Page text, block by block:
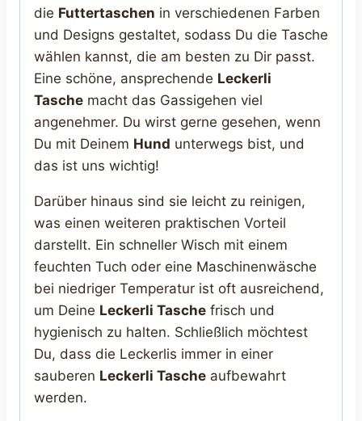
die Futtertaschen in verschiedenen Farben
und Designs gestaltet, sodass Du die Tasche
wählen kannst, die am besten zu Dir passt.
Eine schöne, ansprechende Leckerli
Tasche macht das Gassigehen viel
angenehmer. Du wirst gerne gesehen, wenn
Du mit Deinem Hund unterwegs bist, und
das ist uns wichtig!
Darüber hinaus sind sie leicht zu reinigen,
was einen weiteren praktischen Vorteil
darstellt. Ein schneller Wisch mit einem
feuchten Tuch oder eine Maschinenwäsche
bei niedriger Temperatur ist oft ausreichend,
um Deine Leckerli Tasche frisch und
hygienisch zu halten. Schließlich möchtest
Du, dass die Leckerlis immer in einer
sauberen Leckerli Tasche aufbewahrt
werden.